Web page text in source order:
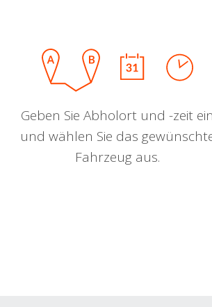
Geben Sie Abholort und -zeit ein
und wählen Sie das
Fahrzeug aus.